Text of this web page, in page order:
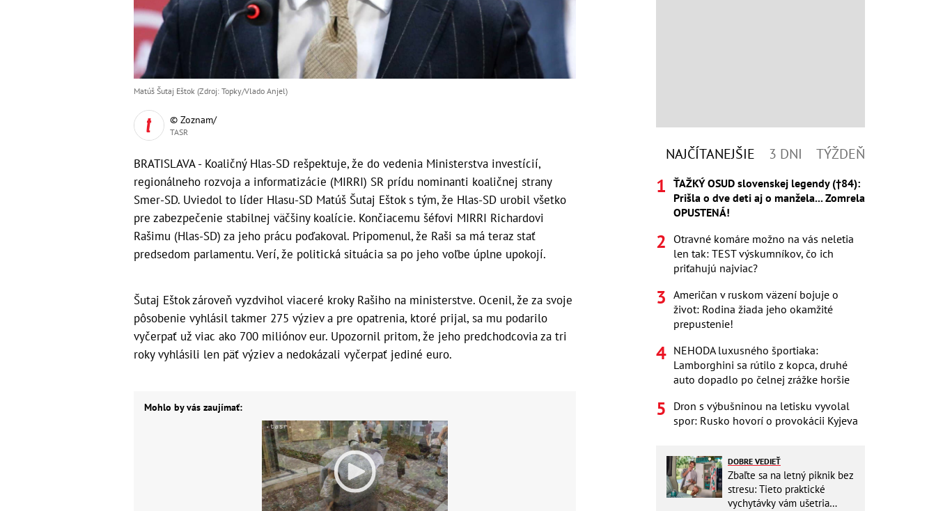
Matúš Šutaj Eštok (Zdroj: Topky/Vlado Anjel)
© Zoznam/
TASR
BRATISLAVA - Koaličný Hlas-SD rešpektuje, že do vedenia Ministerstva investícií,
regionálneho rozvoja a informatizácie (MIRRI) SR prídu nominanti koaličnej strany
Smer-SD. Uviedol to líder Hlasu-SD Matúš Šutaj Eštok s tým, že Hlas-SD urobil všetko
pre zabezpečenie stabilnej väčšiny koalície. Končiacemu šéfovi MIRRI Richardovi
Rašimu (Hlas-SD) za jeho prácu poďakoval. Pripomenul, že Raši sa má teraz stať
predsedom parlamentu. Verí, že politická situácia sa po jeho voľbe úplne upokojí.
Šutaj Eštok zároveň vyzdvihol viaceré kroky Rašiho na ministerstve. Ocenil, že za svoje
pôsobenie vyhlásil takmer 275 výziev a pre opatrenia, ktoré prijal, sa mu podarilo
vyčerpať už viac ako 700 miliónov eur. Upozornil pritom, že jeho predchodcovia za tri
roky vyhlásili len päť výziev a nedokázali vyčerpať jediné euro.
Mohlo by vás zaujímať:
NAJČÍTANEJŠIE 3 DNI TÝŽDEŇ
ŤAŽKÝ OSUD slovenskej legendy (†84):
Prišla o dve deti aj o manžela... Zomrela
OPUSTENÁ!
Otravné komáre možno na vás neletia
len tak: TEST výskumníkov, čo ich
priťahujú najviac?
Američan v ruskom väzení bojuje o
život: Rodina žiada jeho okamžité
prepustenie!
NEHODA luxusného športiaka:
Lamborghini sa rútilo z kopca, druhé
auto dopadlo po čelnej zrážke horšie
Dron s výbušninou na letisku vyvolal
spor: Rusko hovorí o provokácii Kyjeva
DOBRE VEDIEŤ
Zbaľte sa na letný piknik bez
stresu: Tieto praktické
vychytávky vám ušetria